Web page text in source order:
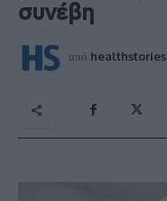
συνέβη
από healthstories